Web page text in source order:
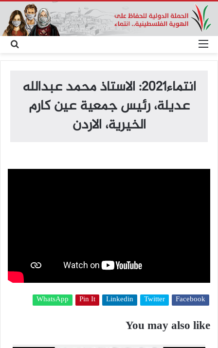
عن
انتماء2021: الاستاذ محمد عبدالله
عديلة، رئيس جمعية عين كارم
الخيرية، الاردن
Facebook
Twitter
Linkedin
Pin It
WhatsApp
You may also like